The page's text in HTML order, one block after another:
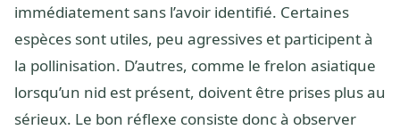
immédiatement sans l’avoir identifié. Certaines
espèces sont utiles, peu agressives et participent à
la pollinisation. D’autres, comme le frelon asiatique
lorsqu’un nid est présent, doivent être prises plus au
sérieux. Le bon réflexe consiste donc à observer